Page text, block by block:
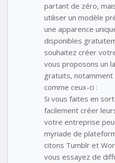
partant de zéro,
utiliser un modèle
une apparence
disponibles
souhaitez créer
vous proposons un
gratuits,
comme ceux-ci :
Si vous faites en
facilement créer
votre entreprise
myriade de
citons Tumblr et
vous essayez de